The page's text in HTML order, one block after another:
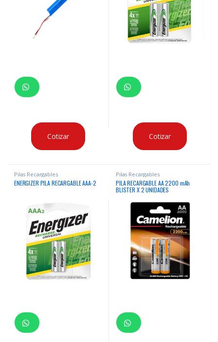
Cotizar Cotizar
Pilas Recargables
ENERGIZER PILA RECARGABLE AAA-2
Pilas Recargables
PILA RECARGABLE AA 2200 mAh
BLISTER X 2 UNIDADES